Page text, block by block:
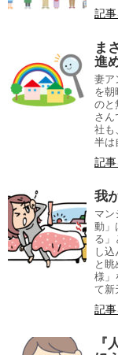
記
ま
進
妻ア
を朝
のと
さ
社も
半は
記
我
マン
動」
る」
し
と
様」
て新
記
『